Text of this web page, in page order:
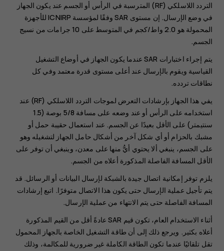
التردد اللاسلكي (RF) المترسبة في الرأس أو الجسم عند يكون الجهاز
في وضع الإرسال. إن مستوى SAR وفقًا لمؤسسة ICNIRP للأجهزة
المحمولة هو 2.0 واط/كجم في المتوسط على 10 جرامات من نسيج
الجسم.
يتم إجراء اختبارات SAR عندما يكون الجهاز في أوضاع التشغيل
القياسية ويقوم بالإرسال عند أعلى مستوى قدرة معتمد وفي كل
نطاقات تردده.
يفي هذا الجهاز بإرشادات التعرض لموجات التردد اللاسلكي (RF) عند
استخدامه على الرأس أو عند وضعه على مسافة 5/8 بوصة (1.5
سنتيمتر) على الأقل بعيدًا عن الجسم. عند استعمال حقيبة حمل أو
مشبك بالحزام أو أي شكل آخر من أشكال حامل الجهاز لتشغيله وهو
على الجسم، ينبغي ألا يحتوي أيُّ منها على معدن، وينبغي أن توفر على
الأقل المسافة الفاصلة المذكورة أعلاه من الجسم.
يلزم توفر إمكانية اتصال جيدة بالشبكة لإرسال البيانات أو الرسائل. قد
يتم تأجيل عملية الإرسال حتى يكون هذا الاتصال متوفرًا. اتبع إرشادات
المسافة الفاصلة حتى يتم الانتهاء من عملية الإرسال.
أثناء الاستخدام العام، تكون قيم SAR عادةً أقل من القيم المذكورة
أعلاه بكثير. ويرجع ذلك إلى أن طاقة التشغيل الخاصة بالجهاز المحمول
تقل تلقائيًا عندما تكون الطاقة الكاملة غير ضرورية للمكالمة، وذلك